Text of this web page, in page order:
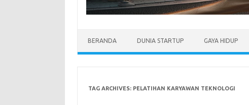
BERANDA DUNIA STARTUP GAYA HIDUP
TAG ARCHIVES: PELATIHAN KARYAWAN TEKNOLOGI